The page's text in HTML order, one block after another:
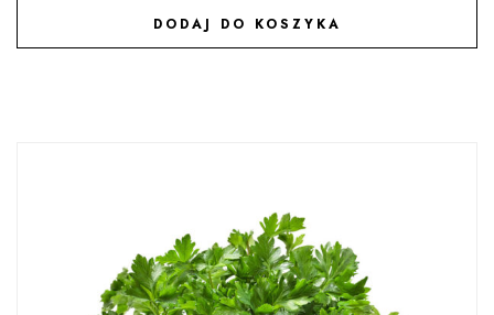
DODAJ DO KOSZYKA
DODAJ DO ULUBIONYCH